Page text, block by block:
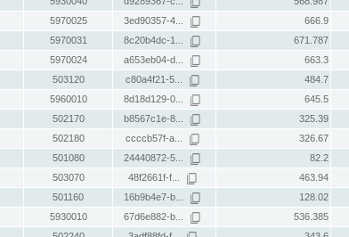
5970025 3ed90357-4... 666.9
5970031 8c20b4dc-1... 671.787
5970024 a653eb04-d... 663.3
503120 c80a4f21-5... 484.7
5960010 8d18d129-0... 645.5
502170 b8567c1e-8... 325.39
502180 ccccb57f-a... 326.67
501080 24440872-5... 82.2
503070 48f2661f-f... 463.94
501160 16b9b4e7-b... 128.02
5930010 67d6e882-b... 536.385